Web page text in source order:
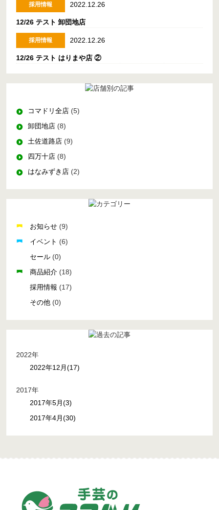
採用情報 2022.12.26
12/26 テスト 卸団地店
採用情報 2022.12.26
12/26 テスト はりまや店 ②
コマドリ全店 (5)
卸団地店 (8)
土佐道路店 (9)
四万十店 (8)
はなみずき店 (2)
お知らせ (9)
イベント (6)
セール (0)
商品紹介 (18)
採用情報 (17)
その他 (0)
2022年
2022年12月(17)
2017年
2017年5月(3)
2017年4月(30)